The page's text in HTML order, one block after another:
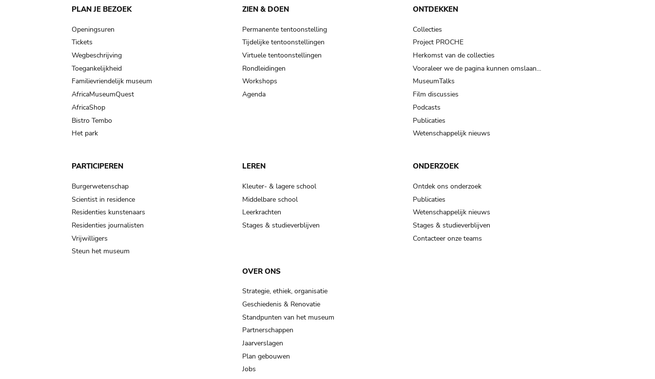
Main
navigation
PLAN JE BEZOEK
Openingsuren
Tickets
Wegbeschrijving
Toegankelijkheid
Familievriendelijk museum
AfricaMuseumQuest
AfricaShop
Bistro Tembo
Het park
ZIEN & DOEN
Permanente tentoonstelling
Tijdelijke tentoonstellingen
Virtuele tentoonstellingen
Rondleidingen
Workshops
Agenda
ONTDEKKEN
Collecties
Project PROCHE
Herkomst van de collecties
Vooraleer we de pagina kunnen omslaan…
MuseumTalks
Film discussies
Podcasts
Publicaties
Wetenschappelijk nieuws
PARTICIPEREN
Burgerwetenschap
Scientist in residence
Residenties kunstenaars
Residenties journalisten
Vrijwilligers
Steun het museum
LEREN
Kleuter- & lagere school
Middelbare school
Leerkrachten
Stages & studieverblijven
ONDERZOEK
Ontdek ons onderzoek
Publicaties
Wetenschappelijk nieuws
Stages & studieverblijven
Contacteer onze teams
OVER ONS
Strategie, ethiek, organisatie
Geschiedenis & Renovatie
Standpunten van het museum
Partnerschappen
Jaarverslagen
Plan gebouwen
Jobs